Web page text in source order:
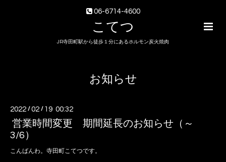
06-6714-4600
こてつ
JR寺田町駅から徒歩１分にあるホルモン炭火焼肉
お知らせ
2022 /02 / 19 00:32
営業時間変更 期間延長のお知らせ（～
3/6）
こんばんわ。寺田町こてつです。